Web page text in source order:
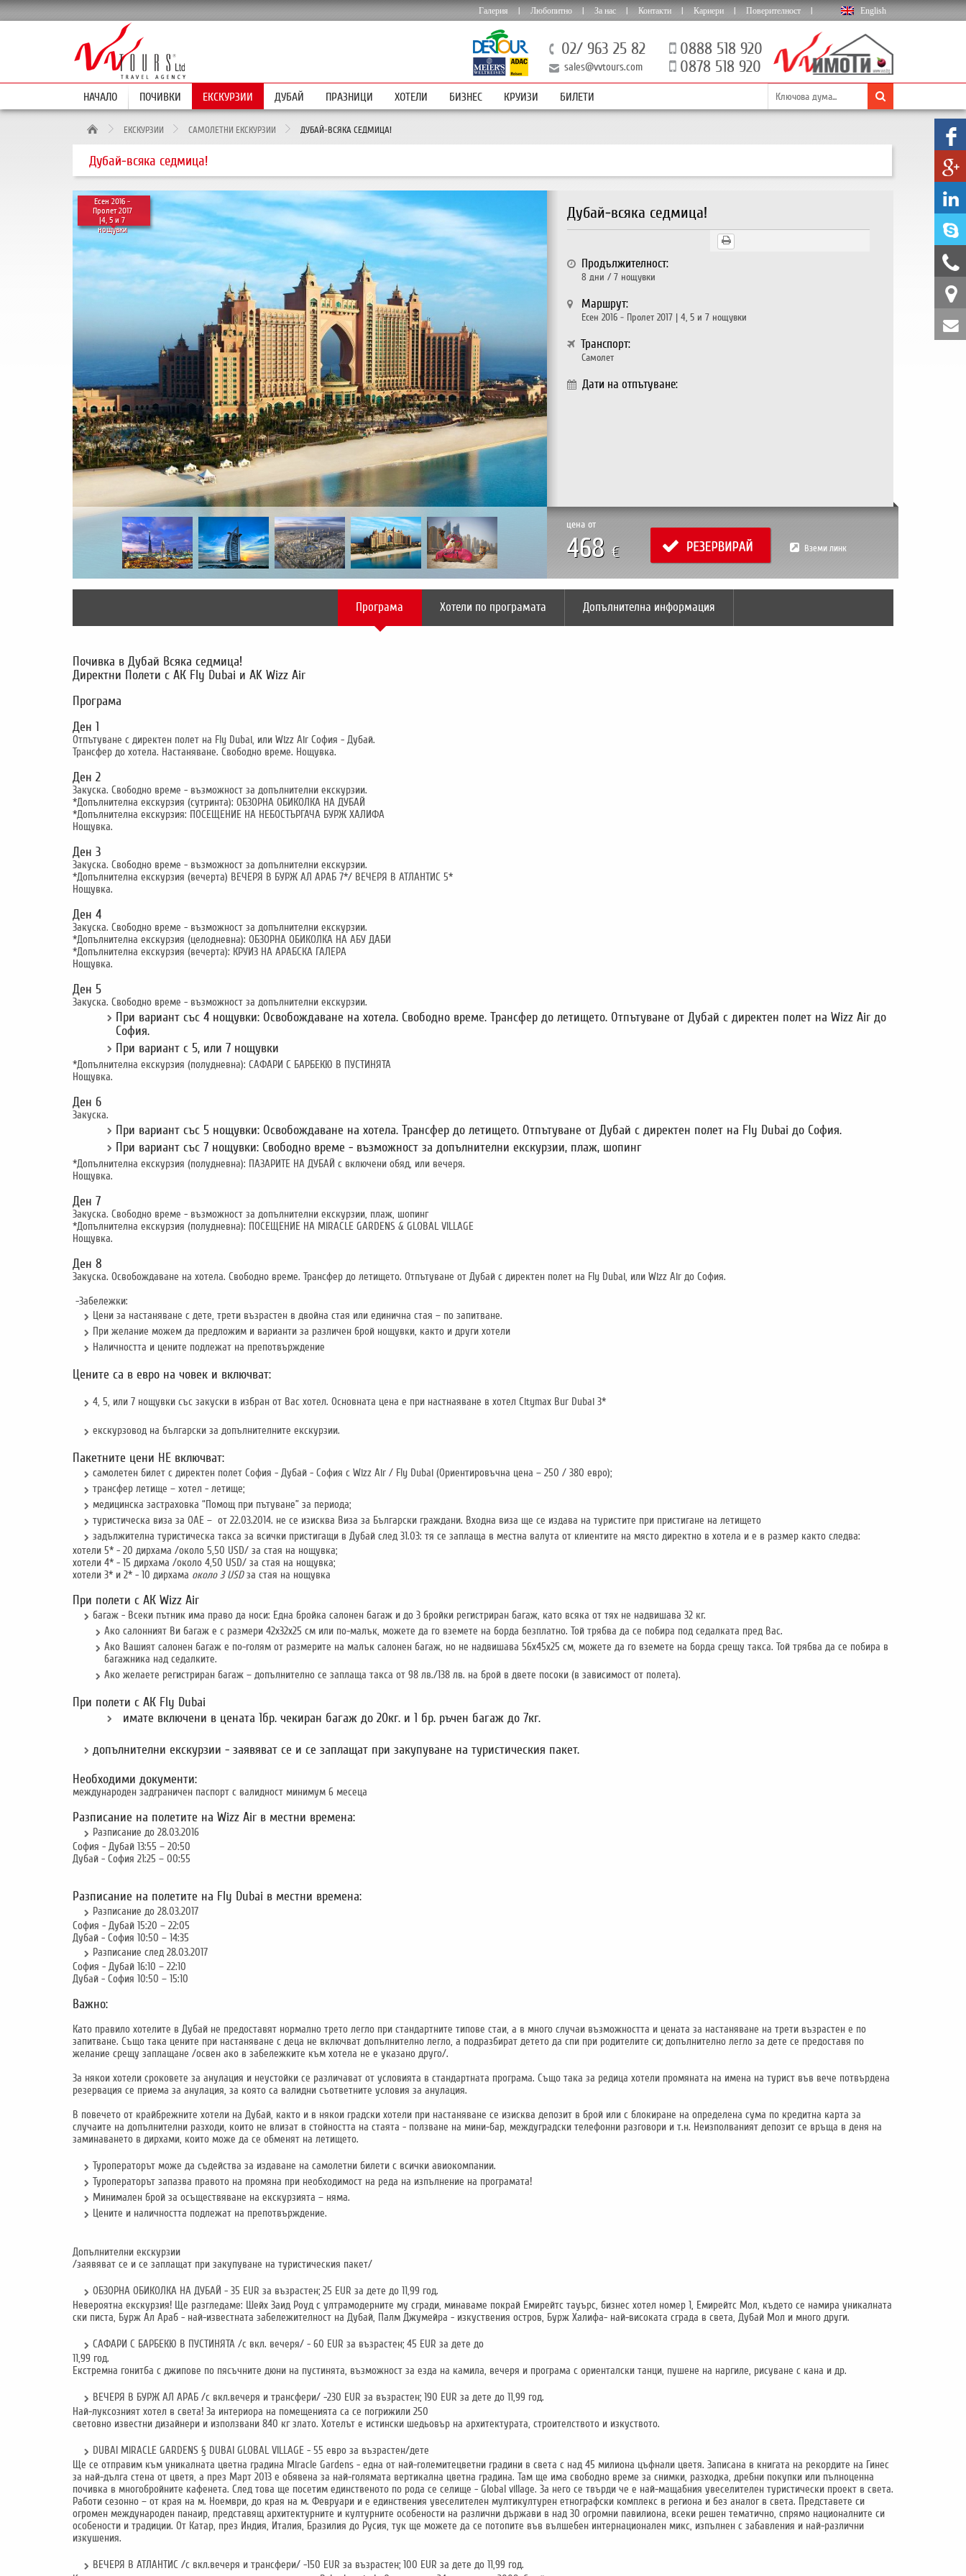
English
Галерия | Любопитно | За нас | Контакти | Кариери | Поверителност |
0888 518 920
02/ 963 25 82
0878 518 920
sales@vvtours.com
НАЧАЛО ПОЧИВКИ ЕКСКУРЗИИ ДУБАЙ ПРАЗНИЦИ ХОТЕЛИ БИЗНЕС КРУИЗИ БИЛЕТИ
ЕКСКУРЗИИ САМОЛЕТНИ ЕКСКУРЗИИ ДУБАЙ-ВСЯКА СЕДМИЦА!
Дубай-всяка седмица!
Есен 2016 -
Пролет 2017
|4, 5 и 7
нощувки
Дубай-всяка седмица!
Продължителност:
8 дни / 7 нощувки
Маршрут:
Есен 2016 - Пролет 2017 | 4, 5 и 7 нощувки
Транспорт:
Самолет
Дати на отпътуване:
цена от
468 € Вземи линк
Програма Хотели по програмата Допълнителна информация
Почивка в Дубай Всяка седмица!
Директни Полети с АК Fly Dubai и AK Wizz Air
Програма
Ден 1
Отпътуване с директен полет на Fly Dubai, или Wizz Air София - Дубай.
Трансфер до хотела. Настаняване. Свободно време. Нощувка.
Ден 2
Закуска. Свободно време - възможност за допълнителни екскурзии.
*Допълнителна екскурзия (сутринта): ОБЗОРНА ОБИКОЛКА НА ДУБАЙ
*Допълнителна екскурзия: ПОСЕЩЕНИЕ НА НЕБОСТЪРГАЧА БУРЖ ХАЛИФА
Нощувка.
Ден 3
Закуска. Свободно време - възможност за допълнителни екскурзии.
*Допълнителна екскурзия (вечерта) ВЕЧЕРЯ В БУРЖ АЛ АРАБ 7*/ ВЕЧЕРЯ В АТЛАНТИС 5*
Нощувка.
Ден 4
Закуска. Свободно време - възможност за допълнителни екскурзии.
*Допълнителна екскурзия (целодневна): ОБЗОРНА ОБИКОЛКА НА АБУ ДАБИ
*Допълнителна екскурзия (вечерта): КРУИЗ НА АРАБСКА ГАЛЕРА
Нощувка.
Ден 5
Закуска. Свободно време - възможност за допълнителни екскурзии.
При вариант със 4 нощувки: Освобождаване на хотела. Свободно време. Трансфер до летището. Отпътуване от Дубай с директен полет на Wizz Air до
София.
При вариант с 5, или 7 нощувки
*Допълнителна екскурзия (полудневна): САФАРИ С БАРБЕКЮ В ПУСТИНЯТА
Нощувка.
Ден 6
Закуска.
При вариант със 5 нощувки: Освобождаване на хотела. Трансфер до летището. Отпътуване от Дубай с директен полет на Fly Dubai до София.
При вариант със 7 нощувки: Свободно време - възможност за допълнителни екскурзии, плаж, шопинг
*Допълнителна екскурзия (полудневна): ПАЗАРИТЕ НА ДУБАЙ с включени обяд, или вечеря.
Нощувка.
Ден 7
Закуска. Свободно време - възможност за допълнителни екскурзии, плаж, шопинг
*Допълнителна екскурзия (полудневна): ПОСЕЩЕНИЕ НА MIRACLE GARDENS & GLOBAL VILLAGE
Нощувка.
Ден 8
Закуска. Освобождаване на хотела. Свободно време. Трансфер до летището. Отпътуване от Дубай с директен полет на Fly Dubai, или Wizz Air до София.
-Забележки:
Цени за настаняване с дете, трети възрастен в двойна стая или единична стая – по запитване.
При желание можем да предложим и варианти за различен брой нощувки, както и други хотели
Наличността и цените подлежат на препотвърждение
Цените са в евро на човек и включват:
4, 5, или 7 нощувки със закуски в избран от Вас хотел. Основната цена е при настнаяване в хотел Citymax Bur Dubai 3*
екскурзовод на български за допълнителните екскурзии.
Пакетните цени НЕ включват:
самолетен билет с директен полет София - Дубай - София с Wizz Air / Fly Dubai (Ориентировъчна цена – 250 / 380 евро);
трансфер летище – хотел - летище;
медицинска застраховка “Помощ при пътуване” за периода;
туристическа виза за ОАЕ – от 22.03.2014. не се изисква Виза за Български граждани. Входна виза ще се издава на туристите при пристигане на летището
задължителна туристическа такса за всички пристигащи в Дубай след 31.03: тя се заплаща в местна валута от клиентите на място директно в хотела и е в размер както следва:
хотели 5* - 20 дирхама /около 5,50 USD/ за стая на нощувка;
хотели 4* - 15 дирхама /около 4,50 USD/ за стая на нощувка;
хотели 3* и 2* - 10 дирхама около 3 USDза стая на нощувка
При полети с АК Wizz Air
багаж - Всеки пътник има право да носи: Една бройка салонен багаж и до 3 бройки регистриран багаж, като всяка от тях не надвишава 32 кг.
Ако салонният Ви багаж е с размери 42x32x25 см или по-малък, можете да го вземете на борда безплатно. Той трябва да се побира под седалката пред Вас.
Ако Вашият салонен багаж е по-голям от размерите на малък салонен багаж, но не надвишава 56x45x25 см, можете да го вземете на борда срещу такса. Той трябва да се побира в
багажника над седалките.
Ако желаете регистриран багаж – допълнително се заплаща такса от 98 лв./138 лв. на брой в двете посоки (в зависимост от полета).
При полети с АК Fly Dubai
имате включени в цената 1бр. чекиран багаж до 20кг. и 1 бр. ръчен багаж до 7кг.
допълнителни екскурзии - заявяват се и се заплащат при закупуване на туристическия пакет.
Необходими документи:
международен задграничен паспорт с валидност минимум 6 месеца
Разписание на полетите на Wizz Air в местни времена:
Разписание до 28.03.2016
София - Дубай 13:55 – 20:50
Дубай - София 21:25 – 00:55
Разписание на полетите на Fly Dubai в местни времена:
Разписание до 28.03.2017
София - Дубай 15:20 – 22:05
Дубай - София 10:50 – 14:35
Разписание след 28.03.2017
София - Дубай 16:10 – 22:10
Дубай - София 10:50 – 15:10
Важно:
Като правило хотелите в Дубай не предоставят нормално трето легло при стандартните типове стаи, а в много случаи възможността и цената за настаняване на трети възрастен е по
запитване. Също така цените при настаняване с деца не включват допълнително легло, а подразбират детето да спи при родителите си; допълнително легло за дете се предоставя по
желание срещу заплащане /освен ако в забележките към хотела не е указано друго/.
За някои хотели сроковете за анулация и неустойки се различават от условията в стандартната програма. Също така за редица хотели промяната на имена на турист във вече потвърдена
резервация се приема за анулация, за която са валидни съответните условия за анулация.
В повечето от крайбрежните хотели на Дубай, както и в някои градски хотели при настаняване се изисква депозит в брой или с блокиране на определена сума по кредитна карта за
случаите на допълнителни разходи, които не влизат в стойността на стаята - ползване на мини-бар, междуградски телефонни разговори и т.н. Неизполваният депозит се връща в деня на
заминаването в дирхами, които може да се обменят на летището.
Туроператорът може да съдейства за издаване на самолетни билети с всички авиокомпании.
Туроператорът запазва правото на промяна при необходимост на реда на изпълнение на програмата!
Минимален брой за осъществяване на екскурзията – няма.
Цените и наличността подлежат на препотвърждение.
Допълнителни екскурзии
/заявяват се и се заплащат при закупуване на туристическия пакет/
ОБЗОРНА ОБИКОЛКА НА ДУБАЙ - 35 EUR за възрастен; 25 EUR за дете до 11,99 год.
Невероятна екскурзия! Ще разгледаме: Шейх Заид Роуд с ултрамодерните му сгради, минаваме покрай Емирейтс тауърс, бизнес хотел номер 1, Емирейтс Мол, където се намира уникалната
ски писта, Бурж Ал Араб - най-известната забележителност на Дубай, Палм Джумейра - изкуствения остров, Бурж Халифа- най-високата сграда в света, Дубай Мол и много други.
САФАРИ С БАРБЕКЮ В ПУСТИНЯТА /с вкл. вечеря/ - 60 EUR за възрастен; 45 EUR за дете до
11,99 год.
Екстремна гонитба с джипове по пясъчните дюни на пустинята, възможност за езда на камила, вечеря и програма с ориенталски танци, пушене на наргиле, рисуване с кана и др.
ВЕЧЕРЯ В БУРЖ АЛ АРАБ /с вкл.вечеря и трансфери/ -230 EUR за възрастен; 190 EUR за дете до 11,99 год.
Най-луксозният хотел в света! За интериора на помещенията са се погрижили 250
световно известни дизайнери и използвани 840 кг злато. Хотелът е истински шедьовър на архитектурата, строителството и изкуството.
DUBAI MIRACLE GARDENS § DUBAI GLOBAL VILLAGE - 55 евро за възрастен/дете
Ще се отправим към уникалната цветна градина Miracle Gardens - eдна от най-големитецветни градини в света с над 45 милиона цъфнали цветя. Записана в книгата на рекордите на Гинес
за най-дълга стена от цветя, а през Март 2013 е обявена за най-голямата вертикална цветна градина. Там ще има свободно време за снимки, разходка, дребни покупки или пълноценна
почивка в многобройните кафенета. След това ще посетим единственото по рода се селище - Global village. За него се твърди че е най-мащабния увеселителен туристически проект в света.
Работи сезонно – от края на м. Ноември, до края на м. Февруари и е единствения увеселителен мултикултурен етнографски комплекс в региона и без аналог в света. Представете си
огромен международен панаир, представящ архитектурните и културните особености на различни държави в над 30 огромни павилиона, всеки решен тематично, спрямо националните си
особености и традиции. От Катар, през Индия, Италия, Бразилия до Русия, тук ще можете да се потопите във вълшебен интернационален микс, изпълнен с забавления и най-различни
изкушения.
ВЕЧЕРЯ В АТЛАНТИС /с вкл.вечеря и трансфери/ -150 EUR за възрастен; 100 EUR за дете до 11,99 год.